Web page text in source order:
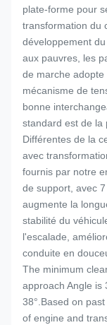
plate-forme pour
transformation du
développement
aux pauvres, les
de marche
mécanisme de
bonne
standard est de la
Différentes de la
avec
fournis par notre
de support, avec
augmente la
stabilité du
l'escalade,
conduite en
The minimum
approach Angle is
38°.Based on
of engine and